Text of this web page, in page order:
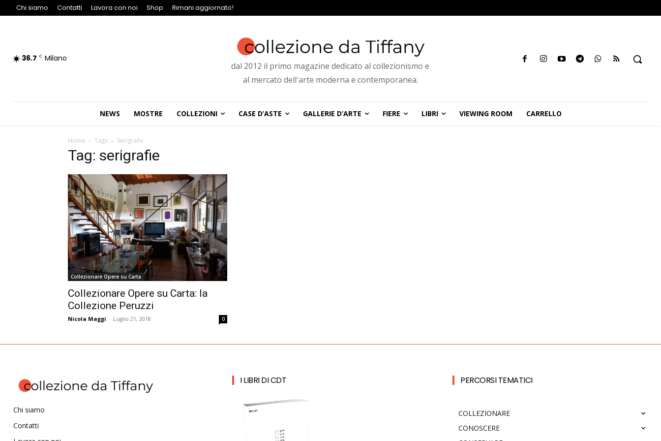
Chi siamo Contatti Lavora con noi Shop Rimani aggiornato!
36.7 C Milano
dal 2012 il primo magazine dedicato al collezionismo e
al mercato dell'arte moderna e contemporanea.
NEWS MOSTRE COLLEZIONI CASE D’ASTE GALLERIE D’ARTE FIERE LIBRI VIEWING ROOM CARRELLO
Home Tags Serigrafie
Tag: serigrafie
Collezionare Opere su Carta
Collezionare Opere su Carta: la
Collezione Peruzzi
Nicola Maggi - Luglio 21, 2018 0
Chi siamo
Contatti
I LIBRI DI CDT PERCORSI TEMATICI
COLLEZIONARE
CONOSCERE